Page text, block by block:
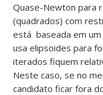
Quase-Newton para
(quadrados) com
está baseada em
usa elipsoides para
iterados fiquem
Neste caso, se no
candidato ficar fora